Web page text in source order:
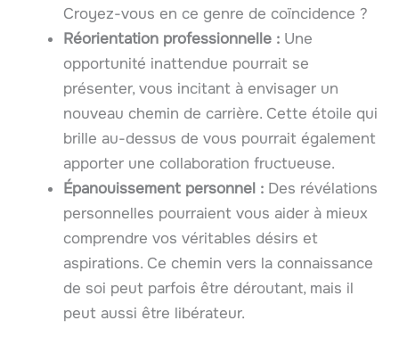
Croyez-vous en ce genre de coïncidence ?
Réorientation professionnelle : Une
opportunité inattendue pourrait se
présenter, vous incitant à envisager un
nouveau chemin de carrière. Cette étoile qui
brille au-dessus de vous pourrait également
apporter une collaboration fructueuse.
Épanouissement personnel : Des révélations
personnelles pourraient vous aider à mieux
comprendre vos véritables désirs et
aspirations. Ce chemin vers la connaissance
de soi peut parfois être déroutant, mais il
peut aussi être libérateur.